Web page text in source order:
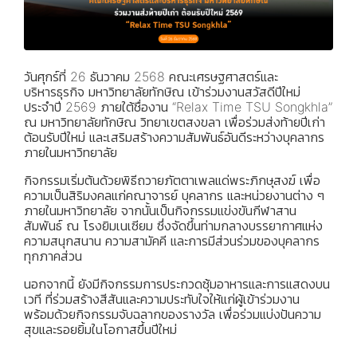
วันศุกร์ที่ 26 ธันวาคม 2568 คณะเศรษฐศาสตร์และ
บริหารธุรกิจ มหาวิทยาลัยทักษิณ เข้าร่วมงานสวัสดีปีใหม่
ประจำปี 2569 ภายใต้ชื่องาน “Relax Time TSU Songkhla”
ณ มหาวิทยาลัยทักษิณ วิทยาเขตสงขลา เพื่อร่วมส่งท้ายปีเก่า
ต้อนรับปีใหม่ และเสริมสร้างความสัมพันธ์อันดีระหว่างบุคลากร
ภายในมหาวิทยาลัย
กิจกรรมเริ่มต้นด้วยพิธีถวายภัตตาเพลแด่พระภิกษุสงฆ์ เพื่อ
ความเป็นสิริมงคลแก่คณาจารย์ บุคลากร และหน่วยงานต่าง ๆ
ภายในมหาวิทยาลัย จากนั้นเป็นกิจกรรมแข่งขันกีฬาสาน
สัมพันธ์ ณ โรงยิมเนเซียม ซึ่งจัดขึ้นท่ามกลางบรรยากาศแห่ง
ความสนุกสนาน ความสามัคคี และการมีส่วนร่วมของบุคลากร
ทุกภาคส่วน
นอกจากนี้ ยังมีกิจกรรมการประกวดซุ้มอาหารและการแสดงบน
เวที ที่ร่วมสร้างสีสันและความประทับใจให้แก่ผู้เข้าร่วมงาน
พร้อมด้วยกิจกรรมจับฉลากของรางวัล เพื่อร่วมแบ่งปันความ
สุขและรอยยิ้มในโอกาสขึ้นปีใหม่